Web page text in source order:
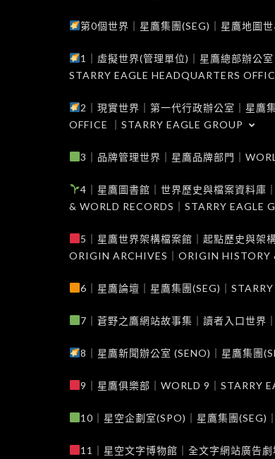
第0個世界｜星鷹集團(SEG)｜星鷹地圖
1｜虛擬世界(管理單位)｜星鷹總部辦公
STARRY EAGLE HEADQUARTERS
2｜現實世界｜第一代行政辦公室｜星
OFFICE ｜STARRY EAGLE GROUP
3｜品牌管理世界｜星鷹品牌部門｜
4｜星鷹圖書館｜世界歷史與檔案資料庫
& WORLD RECORDS｜STARRY EAGLE
5｜星鷹世界架構檔案館｜起點歷史與架
ORIGIN ARCHIVES｜ORIGIN HISTORY
6｜星鷹論壇｜星鷹集團(SEG)｜
7｜蒼野之鷹網站故事集｜讀者入口世界
8｜星鷹新聞辦公室 (SENO)｜星鷹集團
9｜星鷹俱樂部｜WORLD 9｜STARRY
10｜星空企劃室(SPO)｜星鷹集團(SEG)
11｜星空文字博物館｜全文字網站廣告